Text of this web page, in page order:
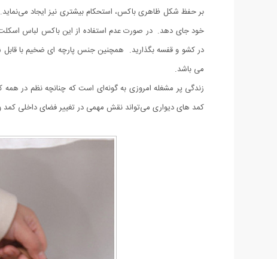
بر حفظ شکل ظاهری باکس، استحکام بیشتری نیز ایجاد
خود جای دهد. در صورت عدم استفاده از این باکس لباس
در کشو و قفسه بگذارید. همچنین جنس پارچه ای ضخیم با
می باشد.
زندگی پر مشغله امروزی به ‌گونه‌ای است که چنانچه نظم در همه
کمد های دیواری می‌تواند نقش مهمی در تغییر فضای داخلی